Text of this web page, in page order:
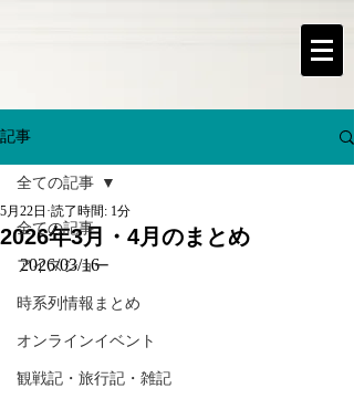
記事
全ての記事
アイスショー
時系列情報まとめ
オンラインイベント
観戦記・旅行記・雑記
全ての記事
2026年3月・4月のまとめ
5月22日 読了時間: 1分
2026/03/16